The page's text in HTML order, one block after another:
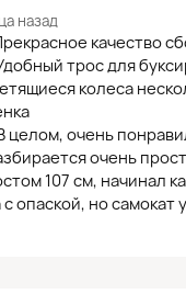
назад
качество
трос для
колеса
целом, очень
очень
107 см, начинал
опаской, но самокат